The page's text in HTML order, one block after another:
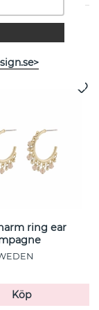
ring ear
Köp